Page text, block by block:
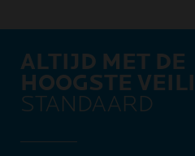
ALTIJD MET DE
HOOGSTE
STANDAARD